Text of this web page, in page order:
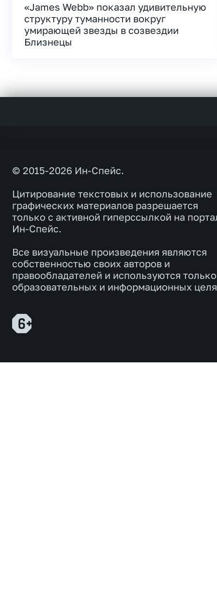
«James Webb» показал удивительную
структуру туманности вокруг
умирающей звезды в созвездии
Близнецы
© 2015-2026 Ин-Спейс.
Цитирование текстовых и использование
графических материалов разрешается
только с активной гиперссылкой на
Ин-Спейс.
Все визуальные произведения являются
собственностью своих авторов и
правообладателей и используются
образовательных и информационных